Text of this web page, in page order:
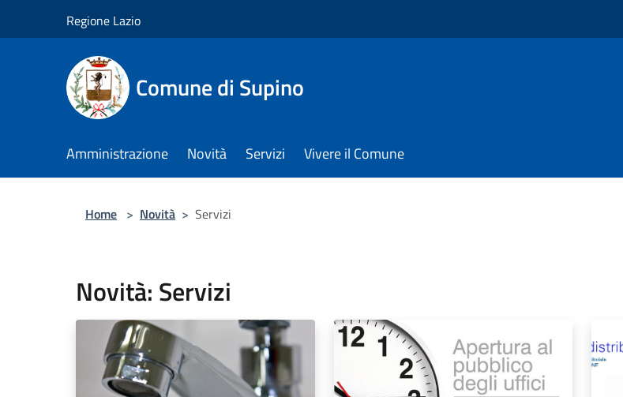
Regione Lazio
Comune di Supino
Amministrazione Novità Servizi Vivere il Comune
Home > Novità > Servizi
Novità: Servizi